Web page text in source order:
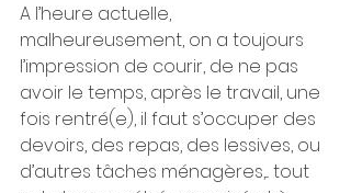
A l’heure actuelle,
malheureusement, on a toujours
l’impression de courir, de ne pas
avoir le temps, après le travail, une
fois rentré(e), il faut s’occuper des
devoirs, des repas, des lessives, ou
d’autres tâches ménagères,... tout